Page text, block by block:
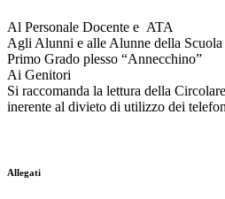
Al Personale Docente e ATA
Agli Alunni e alle Alunne della Scuola
Primo Grado plesso “Annecchino”
Ai Genitori
Si raccomanda la lettura della
inerente al divieto di utilizzo dei
Allegati